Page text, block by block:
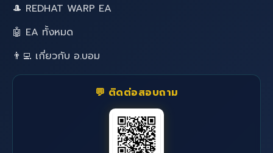
🎩 REDHAT WARP EA
🤖 EA ทั้งหมด
👨‍💻 เกี่ยวกับ อ.บอม
💬 ติดต่อสอบถาม